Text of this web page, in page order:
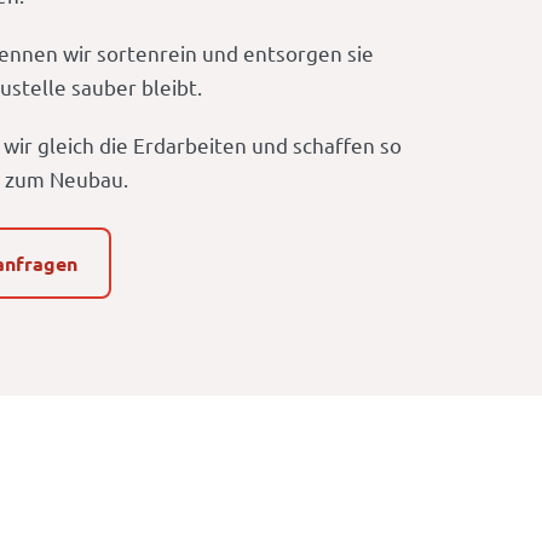
wir sortenrein und entsorgen sie
sauber bleibt.
gleich die Erdarbeiten und schaffen so
Neubau.